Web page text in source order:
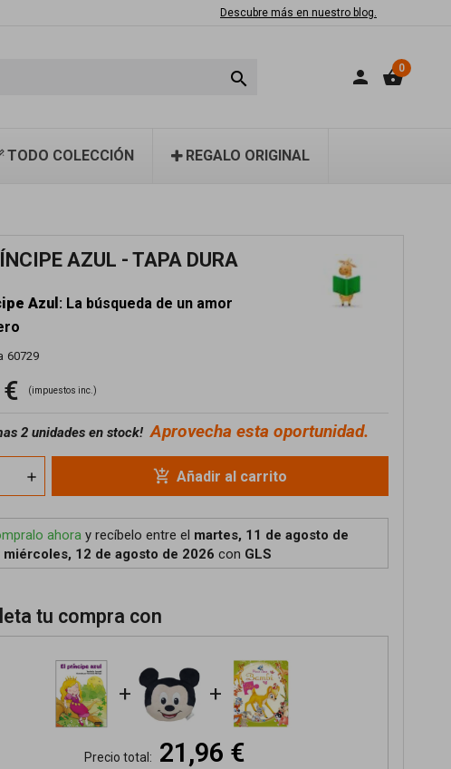
Descubre más en nuestro blog.
 person shopping_basket0
TODO COLECCIÓN REGALO ORIGINAL
AZUL - TAPA DURA
Azul : La búsqueda de un amor
60729
(impuestos inc.)
2 unidades en stock!Aprovecha esta oportunidad.
add_shopping_cart Añadir al carrito
ahoray recíbeloentre el martes, 11 de agosto de
miércoles, 12 de agosto de 2026 con GLS
tu compra con
+ +
Precio total: 21,96 €